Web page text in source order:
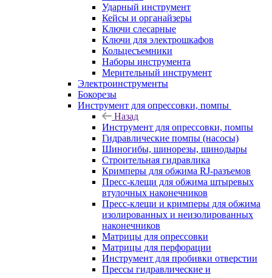
Ударный инструмент
Кейсы и органайзеры
Ключи слесарные
Ключи для электрошкафов
Кольцесъемники
Наборы инструмента
Мерительный инструмент
Электроинструменты
Бокорезы
Инструмент для опрессовки, помпы
Назад
Инструмент для опрессовки, помпы
Гидравлические помпы (насосы)
Шиногибы, шинорезы, шинодыры
Строительная гидравлика
Кримперы для обжима RJ-разъемов
Пресс-клещи для обжима штыревых
втулочных наконечников
Пресс-клещи и кримперы для обжима
изолированных и неизолированных
наконечников
Матрицы для опрессовки
Матрицы для перфорации
Инструмент для пробивки отверстии
Прессы гидравлические и